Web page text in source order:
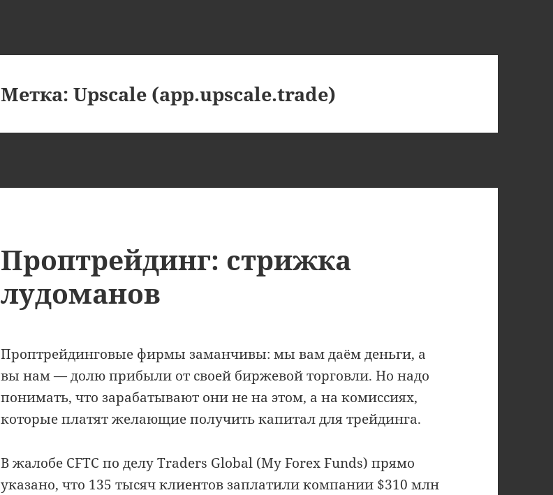
Метка:Upscale (app.upscale.trade)
Проптрейдинг: стрижка
лудоманов
Проптрейдинговые фирмы заманчивы: мы вам даём деньги, а
вы нам — долю прибыли от своей биржевой торговли. Но надо
понимать, что зарабатывают они не на этом, а на комиссиях,
которые платят желающие получить капитал для трейдинга.
В жалобе CFTC по делу Traders Global (My Forex Funds) прямо
указано, что 135 тысяч клиентов заплатили компании $310 млн